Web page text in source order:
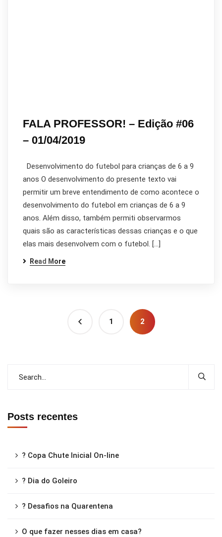
FALA PROFESSOR! – Edição #06
– 01/04/2019
Desenvolvimento do futebol para crianças de 6 a 9
anos O desenvolvimento do presente texto vai
permitir um breve entendimento de como acontece o
desenvolvimento do futebol em crianças de 6 a 9
anos. Além disso, também permiti observarmos
quais são as características dessas crianças e o que
elas mais desenvolvem com o futebol. […]
Read More
1 2
Posts recentes
? Copa Chute Inicial On-line
? Dia do Goleiro
? Desafios na Quarentena
O que fazer nesses dias em casa?